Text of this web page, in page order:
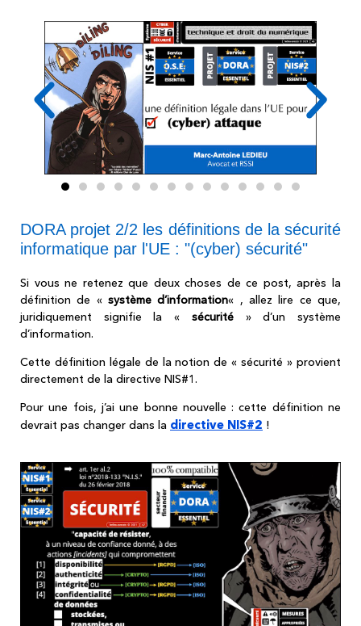
DORA projet 2/2 les définitions de la sécurité
informatique par l'UE : "(cyber) sécurité"
Si vous ne retenez que deux choses de ce post, après la
définition de « système d’information« , allez lire ce que,
juridiquement signifie la « sécurité» d’un système
d’information.
Cette définition légale de la notion de « sécurité » provient
directement de la directive NIS#1.
Pour une fois, j’ai une bonne nouvelle : cette définition ne
devrait pas changer dans la directive NIS#2 !